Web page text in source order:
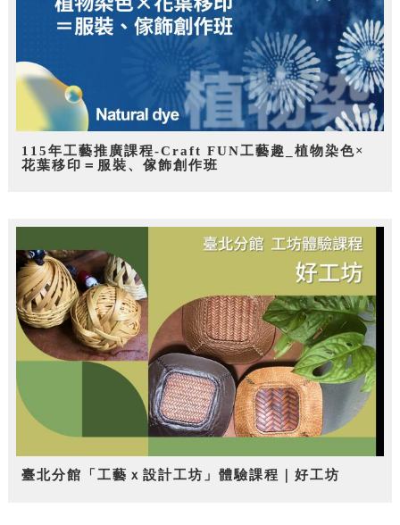
115年工藝推廣課程-Craft FUN工藝趣_植物染色×
花葉移印＝服裝、傢飾創作班
臺北分館「工藝ｘ設計工坊」體驗課程｜好工坊